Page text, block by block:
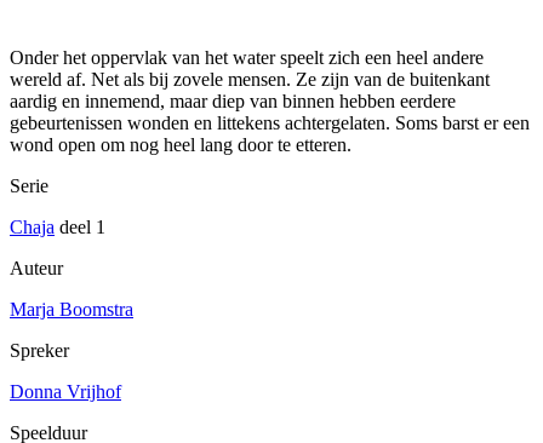
Onder het oppervlak van het water speelt zich een heel andere
wereld af. Net als bij zovele mensen. Ze zijn van de buitenkant
aardig en innemend, maar diep van binnen hebben eerdere
gebeurtenissen wonden en littekens achtergelaten. Soms barst er een
wond open om nog heel lang door te etteren.
Serie
Chaja deel 1
Auteur
Marja Boomstra
Spreker
Donna Vrijhof
Speelduur